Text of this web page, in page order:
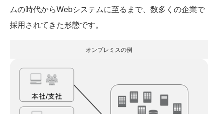
ムの時代からWebシステムに至るまで、数多くの企業で
採用されてきた形態です。
オンプレミスの例